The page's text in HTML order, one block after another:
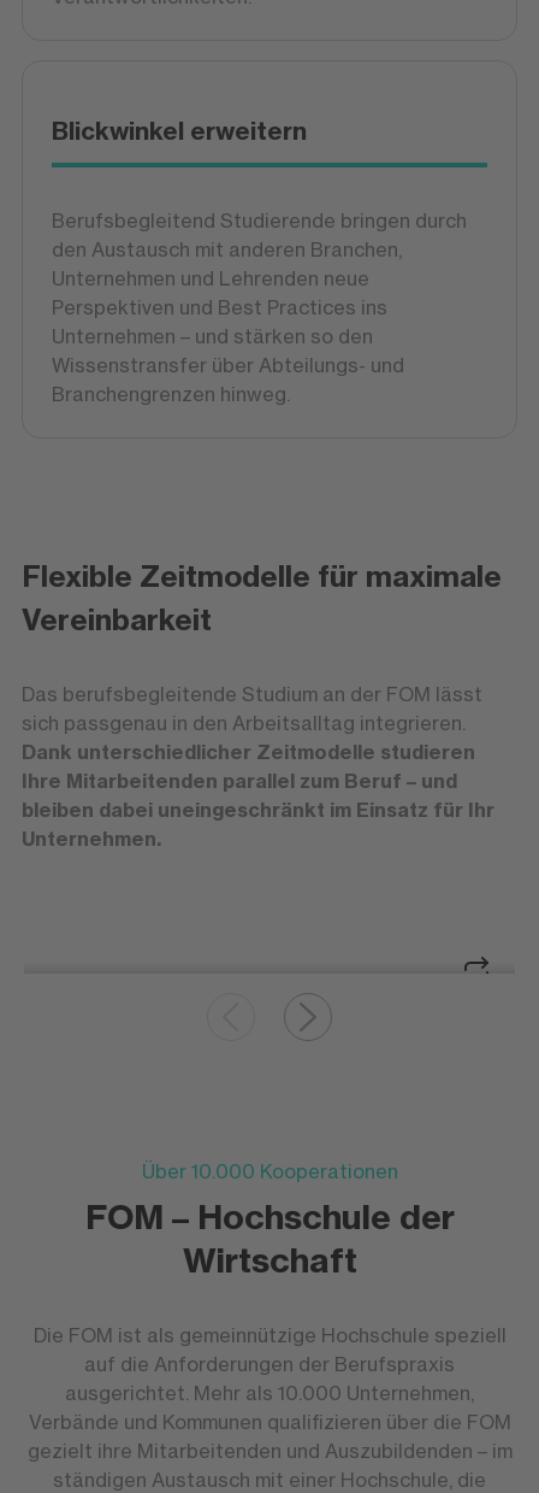
Blickwinkel erweitern
Berufsbegleitend Studierende bringen durch
den Austausch mit anderen Branchen,
Unternehmen und Lehrenden neue
Perspektiven und Best Practices ins
Unternehmen – und stärken so den
Wissenstransfer über Abteilungs- und
Branchengrenzen hinweg.
Flexible Zeitmodelle für maximale
Vereinbarkeit
Das berufsbegleitende Studium an der FOM lässt
sich passgenau in den Arbeitsalltag integrieren.
Dank unterschiedlicher Zeitmodelle studieren
Ihre Mitarbeitenden parallel zum Beruf – und
bleiben dabei uneingeschränkt im Einsatz für Ihr
Unternehmen.
Abend-Studium
Das Abend-Studium ermöglicht eine klare
Trennung von Arbeits- und Studienzeit. Ihre
Mitarbeitenden sind tagsüber voll
einsatzfähig und absolvieren die
Lehrveranstaltungen planbar an festgelegten
Über 10.000 Kooperationen
FOM – Hochschule der
Wirtschaft
Die FOM ist als gemeinnützige Hochschule speziell
auf die Anforderungen der Berufspraxis
ausgerichtet. Mehr als 10.000 Unternehmen,
Verbände und Kommunen qualifizieren über die FOM
gezielt ihre Mitarbeitenden und Auszubildenden – im
ständigen Austausch mit einer Hochschule, die